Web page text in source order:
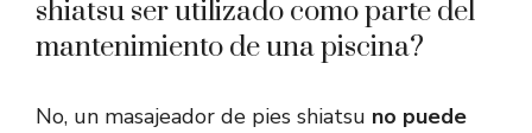
shiatsu ser utilizado como parte del
mantenimiento de una piscina?
No, un masajeador de pies shiatsu no puede